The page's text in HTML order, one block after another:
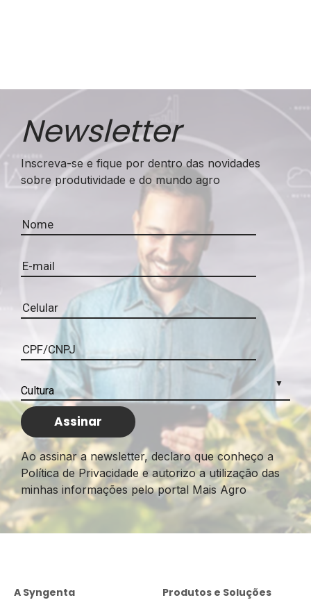
Newsletter
Inscreva-se e fique por dentro das novidades
sobre produtividade e do mundo agro
Ao assinar a newsletter, declaro que conheço a
Política de Privacidade e autorizo a utilização das
minhas informações pelo portal Mais Agro
A Syngenta Produtos e Soluções